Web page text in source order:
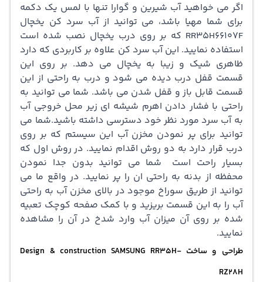
اگر می خواهید آب شیرین و گوارا تنها با لمس یک دکمه
برای شما مهیا باشد، می توانید از آب سرد کن یخچال
RR35H66107F که بر روی درب یخچال نصب شده است
استفاده نمایید. این آب سرد کن علاوه بر کاربردی که دارد
ظاهری شیک و زیبا به یخچال می دهد. بر روی این
قسمت قفل درب دیده می شود و درب به راحتی از این
قسمت قابل باز و قفل شدن می باشد. شما می توانید به
راحتی با فشار دادن اهرم شیشه ای زیر محل خروجی آب
به آب سرد مورد نظر خود دسترسی داشته باشید.شما می
توانید برای پر نمودن مخزن آب این سیستم که بر روی
درب قرار دارد به دو روش اقدام نمایید. در روش اول که
بسیار راحت است شما می توانید بدون جدا نمودن
محفظه از بدنه به راحتی ان را پر نمایید. در واقع ما می
توانید از طریق سوراخ موجود در بالای مخزن آب به راحتی
آب را به این قسمت بریزید و با کمک صفحه کوچک تعبیه
شده بر روی آن میزان آب وارد شدخ در آن را مشاهده
نمایید.
طراحی و ساخت Design & construction SAMSUNG RR35H-
RZ28H